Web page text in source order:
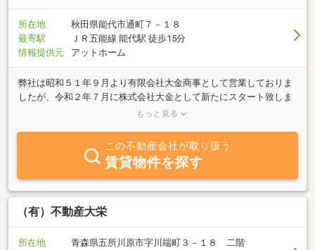
所在地
秋田県能代市通町７－１８
最寄駅
ＪＲ五能線 能代駅 徒歩15分
情報提供元
アットホーム
弊社は昭和５１年９月より有限会社大金商事として営業しておりま
したが、令和２年７月に株式会社大金として新たにスタート致しま
した。不動産仲介（賃貸・売買）、損害保険取り扱いしておりま
もっと見る
この不動産会社が取り扱う
賃貸物件を探す
（有）不動産大栄
所在地
青森県五所川原市字川端町３－１８ 二階